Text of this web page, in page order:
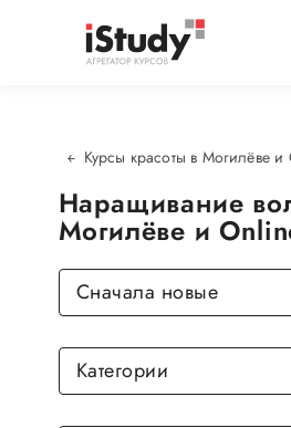
Курсы красоты в Могилёве и
Наращивание
Могилёве и
Сначала новые
Категории